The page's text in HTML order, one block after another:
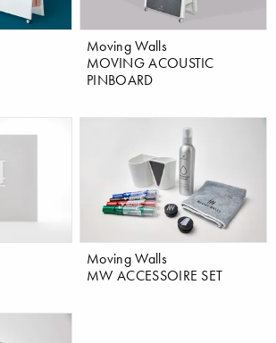
Moving Walls
MOVING ACOUSTIC
PINBOARD
Moving Walls
MW ACCESSOIRE SET